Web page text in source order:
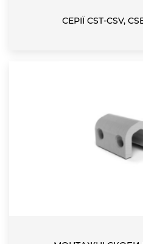
СЕРІЇ CST-CSV,